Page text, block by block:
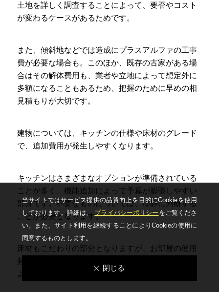
土地を詳しく調査することによって、要否やコスト
が変わるケースがあるためです。
また、傾斜地などでは造成にプラスアルファの工事
費が必要な場合も。このほか、既存の古家がある場
合はその解体費用も、業者や立地によって想定外に
多額になることもあるため、把握のために早めの相
見積もりが大切です。
建物については、キッチンの仕様や床材のグレード
で、追加費用が発生しやすくなります。
キッチンはさまざまなオプションが準備されている
ことが多く、機能追加によって予算が膨張しやすい
部分です。不要なものについては、冷静に判断する
ことが必要となります。
床材もこだわりの部分となりますが、お部屋の使用
頻度に合わせてメリハリをつける、LDKでも場所に
よって材質を変更するなどがおすすめでしょう。
当サイトではサービス提供の品質向上を⽬的にCookieを使⽤
しております。詳細は、 プライバシーポリシー をご覧くださ
い。
また、サイト利⽤を継続することによりCookieの使⽤に
同意するものとします。
閉じる